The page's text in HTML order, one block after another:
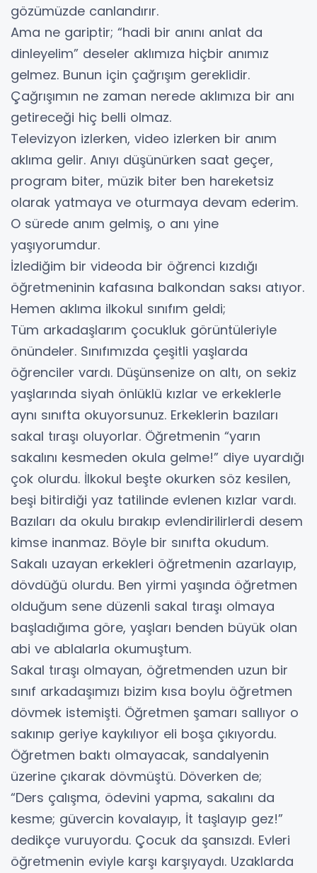
gözümüzde canlandırır.
Ama ne gariptir; “hadi bir anını anlat da
dinleyelim” deseler aklımıza hiçbir anımız
gelmez. Bunun için çağrışım gereklidir.
Çağrışımın ne zaman nerede aklımıza bir anı
getireceği hiç belli olmaz.
Televizyon izlerken, video izlerken bir anım
aklıma gelir. Anıyı düşünürken saat geçer,
program biter, müzik biter ben hareketsiz
olarak yatmaya ve oturmaya devam ederim.
O sürede anım gelmiş, o anı yine
yaşıyorumdur.
İzlediğim bir videoda bir öğrenci kızdığı
öğretmeninin kafasına balkondan saksı atıyor.
Hemen aklıma ilkokul sınıfım geldi;
Tüm arkadaşlarım çocukluk görüntüleriyle
önündeler. Sınıfımızda çeşitli yaşlarda
öğrenciler vardı. Düşünsenize on altı, on sekiz
yaşlarında siyah önlüklü kızlar ve erkeklerle
aynı sınıfta okuyorsunuz. Erkeklerin bazıları
sakal tıraşı oluyorlar. Öğretmenin “yarın
sakalını kesmeden okula gelme!” diye uyardığı
çok olurdu. İlkokul beşte okurken söz kesilen,
beşi bitirdiği yaz tatilinde evlenen kızlar vardı.
Bazıları da okulu bırakıp evlendirilirlerdi desem
kimse inanmaz. Böyle bir sınıfta okudum.
Sakalı uzayan erkekleri öğretmenin azarlayıp,
dövdüğü olurdu. Ben yirmi yaşında öğretmen
olduğum sene düzenli sakal tıraşı olmaya
başladığıma göre, yaşları benden büyük olan
abi ve ablalarla okumuştum.
Sakal tıraşı olmayan, öğretmenden uzun bir
sınıf arkadaşımızı bizim kısa boylu öğretmen
dövmek istemişti. Öğretmen şamarı sallıyor o
sakınıp geriye kaykılıyor eli boşa çıkıyordu.
Öğretmen baktı olmayacak, sandalyenin
üzerine çıkarak dövmüştü. Döverken de;
“Ders çalışma, ödevini yapma, sakalını da
kesme; güvercin kovalayıp, İt taşlayıp gez!”
dedikçe vuruyordu. Çocuk da şansızdı. Evleri
öğretmenin eviyle karşı karşıyaydı. Uzaklarda